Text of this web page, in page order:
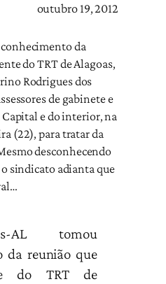
outubro 19, 2012
da
do TRT de Alagoas,
Rodrigues dos
de gabinete e
Capital e do interior, na
(22), para tratar da
desconhecendo
sindicato adianta que
AL tomou
da reunião que
do TRT de